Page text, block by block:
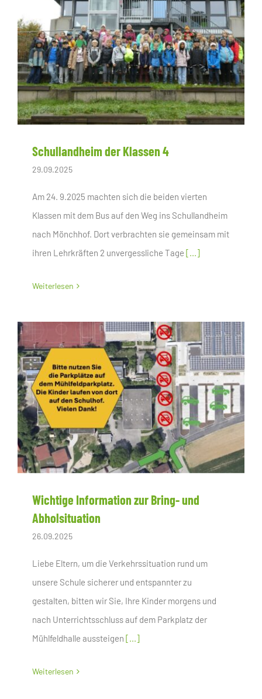
Schullandheim der Klassen 4
29.09.2025
Am 24. 9.2025 machten sich die beiden vierten
Klassen mit dem Bus auf den Weg ins Schullandheim
nach Mönchhof. Dort verbrachten sie gemeinsam mit
ihren Lehrkräften 2 unvergessliche Tage [...]
Weiterlesen
Wichtige Information zur Bring- und
Abholsituation
26.09.2025
Liebe Eltern, um die Verkehrssituation rund um
unsere Schule sicherer und entspannter zu
gestalten, bitten wir Sie, Ihre Kinder morgens und
nach Unterrichtsschluss auf dem Parkplatz der
Mühlfeldhalle aussteigen [...]
Weiterlesen